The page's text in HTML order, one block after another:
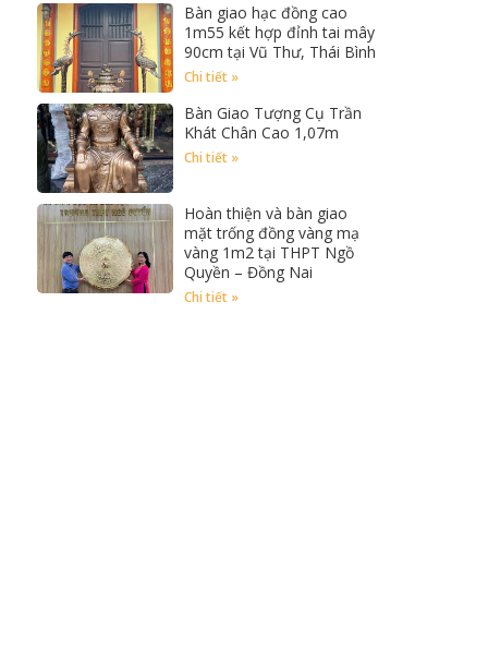
Bàn giao hạc đồng cao
1m55 kết hợp đỉnh tai mây
90cm tại Vũ Thư, Thái Bình
Chi tiết »
Bàn Giao Tượng Cụ Trần
Khát Chân Cao 1,07m
Chi tiết »
Hoàn thiện và bàn giao
mặt trống đồng vàng mạ
vàng 1m2 tại THPT Ngồ
Quyền – Đồng Nai
Chi tiết »